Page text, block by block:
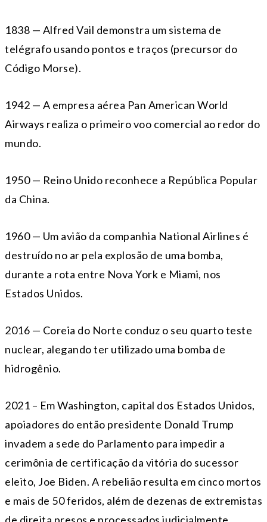
1838 — Alfred Vail demonstra um sistema de
telégrafo usando pontos e traços (precursor do
Código Morse).
1942 — A empresa aérea Pan American World
Airways realiza o primeiro voo comercial ao redor do
mundo.
1950 — Reino Unido reconhece a República Popular
da China.
1960 — Um avião da companhia National Airlines é
destruído no ar pela explosão de uma bomba,
durante a rota entre Nova York e Miami, nos
Estados Unidos.
2016 — Coreia do Norte conduz o seu quarto teste
nuclear, alegando ter utilizado uma bomba de
hidrogênio.
2021 – Em Washington, capital dos Estados Unidos,
apoiadores do então presidente Donald Trump
invadem a sede do Parlamento para impedir a
cerimônia de certificação da vitória do sucessor
eleito, Joe Biden. A rebelião resulta em cinco mortos
e mais de 50 feridos, além de dezenas de extremistas